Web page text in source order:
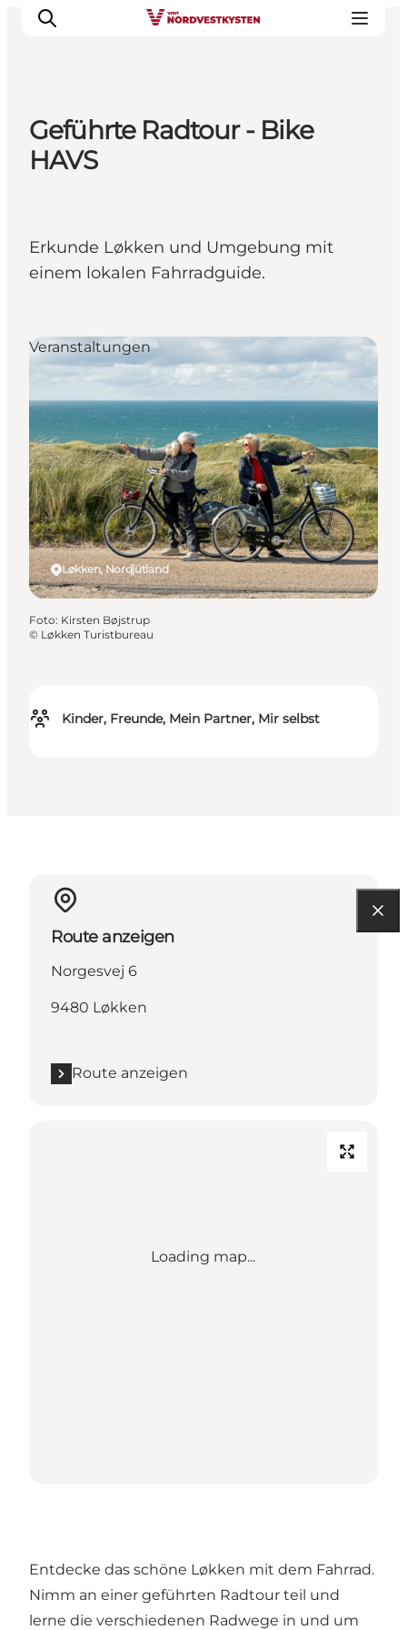
Urlaubsorte
Mach deine Urlaubsplanung
Geführte Radtour - Bike
HAVS
Erkunde Løkken und Umgebung mit
einem lokalen Fahrradguide.
Kinder, Freunde, Mein Partner, Mir selbst
Løkken, Nordjütland
Veranstaltungen
Foto: Kirsten Bøjstrup
© Løkken Turistbureau
Route anzeigen
Norgesvej 6
9480 Løkken
Route anzeigen
Loading map...
Entdecke das schöne Løkken mit dem Fahrrad.
Nimm an einer geführten Radtour teil und
lerne die verschiedenen Radwege in und um